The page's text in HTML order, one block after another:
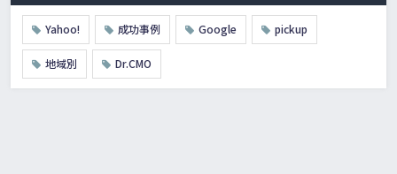
Yahoo! 成功事例 Google pickup
地域別 Dr.CMO